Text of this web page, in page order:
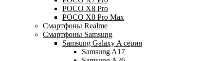
POCO X8 Pro
POCO X8 Pro Max
Смартфоны Realme
Смартфоны Samsung
Samsung Galaxy A серия
Samsung A17